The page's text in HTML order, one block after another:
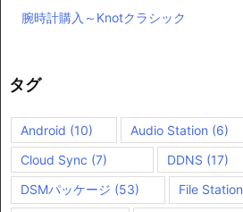
腕時計購入～Knotクラシック
タグ
Android (10) Audio Station (6)
Cloud Sync (7) DDNS (17)
DSMパッケージ (53) File Station